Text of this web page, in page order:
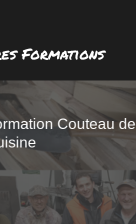
Formations
Couteau de